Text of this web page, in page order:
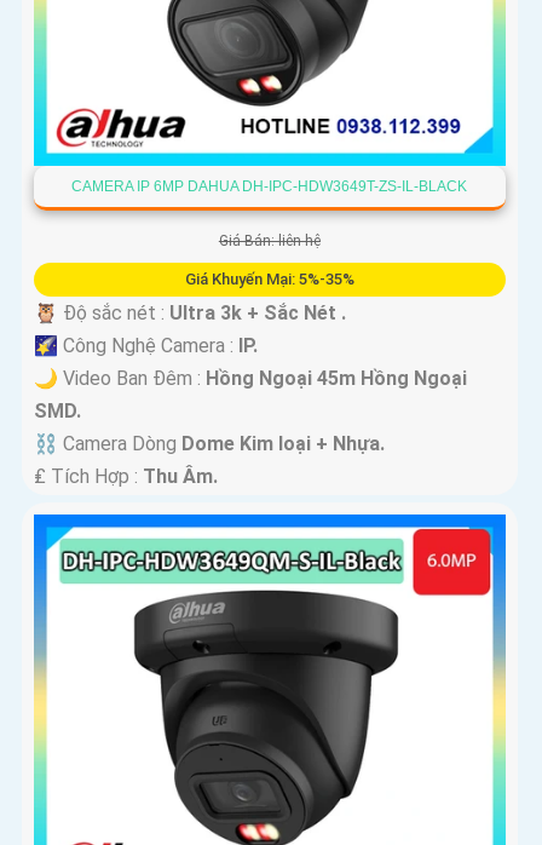
CAMERA IP 6MP DAHUA DH-IPC-HDW3649T-ZS-IL-BLACK
Giá Bán: liên hệ
Giá Khuyến Mại: 5%-35%
🦉 Độ sắc nét : Ultra 3k + Sắc Nét .
🌠 Công Nghệ Camera :
IP.
🌙 Video Ban Đêm : Hồng Ngoại 45m Hồng Ngoại
SMD.
⛓ Camera Dòng Dome Kim loại + Nhựa.
️₤ Tích Hợp : Thu Âm.